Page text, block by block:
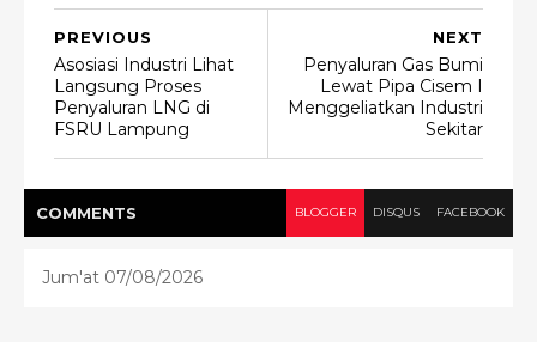
NEXT
Penyaluran Gas Bumi
Lewat Pipa Cisem I
Menggeliatkan Industri
Sekitar
PREVIOUS
Asosiasi Industri Lihat
Langsung Proses
Penyaluran LNG di
FSRU Lampung
COMMENTS BLOGGER DISQUS FACEBOOK
Jum'at 07/08/2026